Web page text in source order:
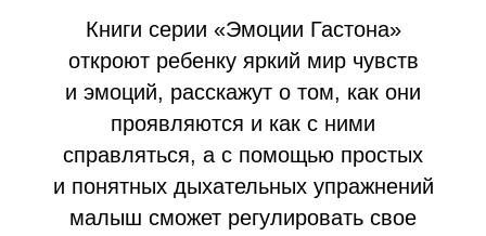
Книги серии «Эмоции Гастона»
откроют ребенку яркий мир чувств
и эмоций, расскажут о том, как они
проявляются и как с ними
справляться, а с помощью простых
и понятных дыхательных упражнений
малыш сможет регулировать свое